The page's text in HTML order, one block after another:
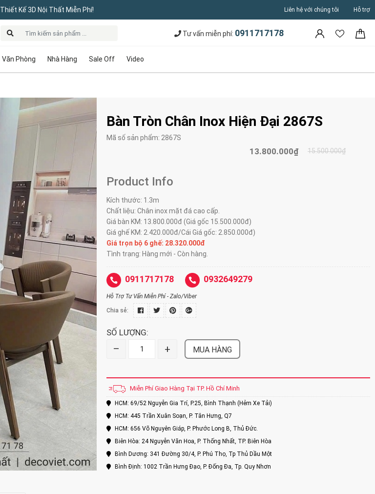
Thiết Kế 3D Nội Thất Miễn Phí! Liên hệ với chúng tôi Hỗ trợ
Văn Phòng Nhà Hàng Sale Off Video
Tư vấn miễn phí: 0911717178
Bàn Tròn Chân Inox Hiện Đại 2867S
Mã số sản phẩm: 2867S
13.800.000₫ 15.500.000₫
Product Info
Kích thước: 1.3m
Chất liệu: Chân inox mặt đá cao cấp.
Giá bàn KM: 13.800.000đ (Giá gốc 15.500.000đ)
Giá ghế KM: 2.420.000đ/Cái Giá gốc: 2.850.000đ)
Giá trọn bộ 6 ghế: 28.320.000đ
Tình trạng: Hàng mới - Còn hàng.
0911717178 0932649279
Hỗ Trợ Tư Vấn Miễn Phí - Zalo/Viber
Chia sẻ:
SỐ LƯỢNG:
– + MUA HÀNG
Miễn Phí Giao Hàng Tại TP. Hồ Chí Minh
HCM: 69/52 Nguyễn Gia Trí, P.25, Bình Thạnh (Hẻm Xe Tải)
HCM: 445 Trần Xuân Soạn, P. Tân Hưng, Q7
HCM: 656 Võ Nguyên Giáp, P. Phước Long B, Thủ Đức.
Biên Hòa: 24 Nguyễn Văn Hoa, P. Thống Nhất, TP. Biên Hòa
Bình Dương: 341 Đường 30/4, P. Phú Thọ, Tp Thủ Dầu Một
Bình Định: 1002 Trần Hưng Đạo, P. Đống Đa, Tp. Quy Nhơn